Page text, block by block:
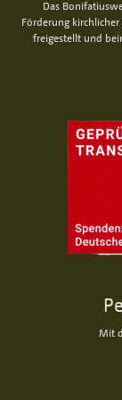
Das
Förderung
freigestellt und
Mit